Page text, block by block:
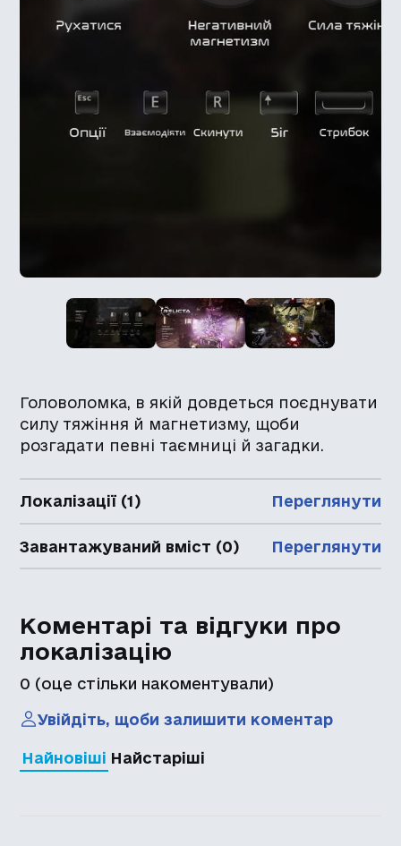
Головоломка, в якій довдеться поєднувати
силу тяжіння й магнетизму, щоби
розгадати певні таємниці й загадки.
Локалізації (1) Переглянути
Завантажуваний вміст (0) Переглянути
Коментарі та відгуки про
локалізацію
0 (оце стільки накоментували)
Увійдіть, щоби залишити коментар
Найновіші Найстаріші